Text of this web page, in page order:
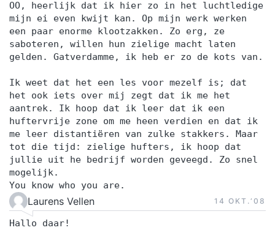
OO, heerlijk dat ik hier zo in het luchtledige
mijn ei even kwijt kan. Op mijn werk werken
een paar enorme klootzakken. Zo erg, ze
saboteren, willen hun zielige macht laten
gelden. Gatverdamme, ik heb er zo de kots van.
Ik weet dat het een les voor mezelf is; dat
het ook iets over mij zegt dat ik me het
aantrek. Ik hoop dat ik leer dat ik een
huftervrije zone om me heen verdien en dat ik
me leer distantiëren van zulke stakkers. Maar
tot die tijd: zielige hufters, ik hoop dat
jullie uit he bedrijf worden geveegd. Zo snel
mogelijk.
You know who you are.
Laurens Vellen 14 OKT.‘08
Hallo daar!